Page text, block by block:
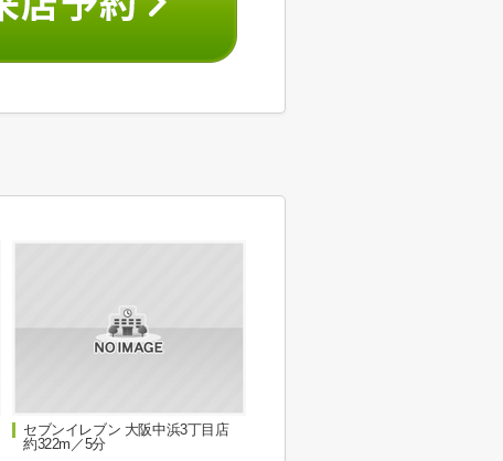
セブンイレブン 大阪中浜3丁目店
約322m／5分